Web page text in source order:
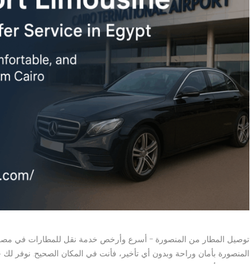
توصيل المطار من المنصورة – أسرع وأرخص خدمة نقل للمطارات في
المنصورة بأمان وراحة وبدون أي تأخير، فأنت في المكان الصحيح. نوفر